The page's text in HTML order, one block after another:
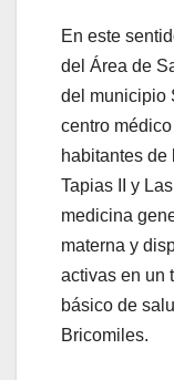
En este
del Área de
del municipio
centro
habitantes de
Tapias II y
medicina
materna y
activas en un
básico de
Bricomiles.